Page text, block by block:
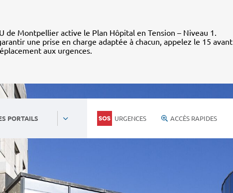
de Montpellier active le Plan Hôpital en Tension – Niveau 1.
une prise en charge adaptée à chacun, appelez le 15 avant
aux urgences.
PORTAILS URGENCES ACCÈS RAPIDES